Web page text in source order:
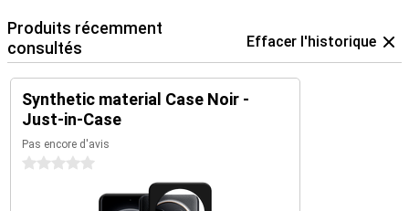
Produits récemment
consultés
Effacer l'historique
Synthetic material Case Noir -
Just-in-Case
Pas encore d'avis
0 étoiles